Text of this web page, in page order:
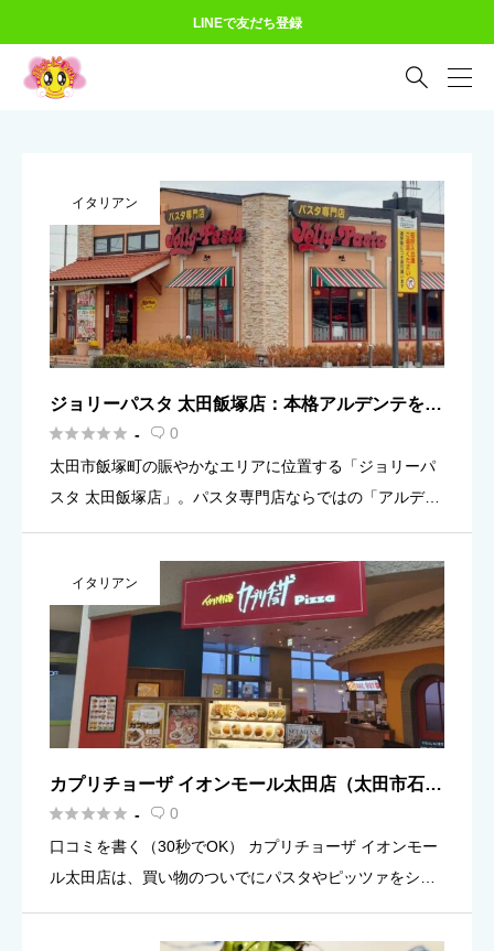
LINEで友だち登録

イタリアン
ジョリーパスタ 太田飯塚店：本格アルデンテを深
夜24時まで！平日ランチ＆駐車場完備
 -  0
太田市飯塚町の賑やかなエリアに位置する「ジョリーパ
スタ 太田飯塚店」。パスタ専門店ならではの「アルデン
るスタイルが人気です。50種類以上の豊富なバリエーシ
ョンで、小さなお […]
イタリアン
カプリチョーザ イオンモール太田店（太田市石原
町）の口コミ・評判
 -  0
口コミを書く（30秒でOK） カプリチョーザ イオンモー
ル太田店は、買い物のついでにパスタやピッツァをシェ
です。口コミでは、注文したメニュー、ボリューム感の